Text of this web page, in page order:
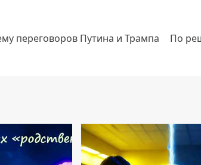
переговоров Путина и Трампа
По